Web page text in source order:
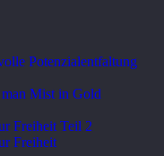
Potenzialentfaltung
Mist in Gold
Freiheit Teil 2
Freiheit